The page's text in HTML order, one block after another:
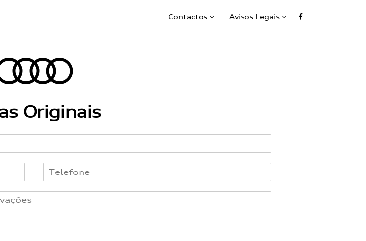
Contactos Avisos Legais
Originais